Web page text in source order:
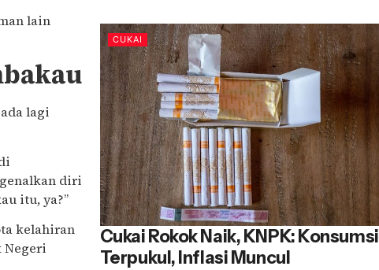
lain
lagi
diri
itu, ya?”
kelahiran
Negeri
CUKAI
Cukai Rokok Naik, KNPK: Konsumsi
Terpukul, Inflasi Muncul